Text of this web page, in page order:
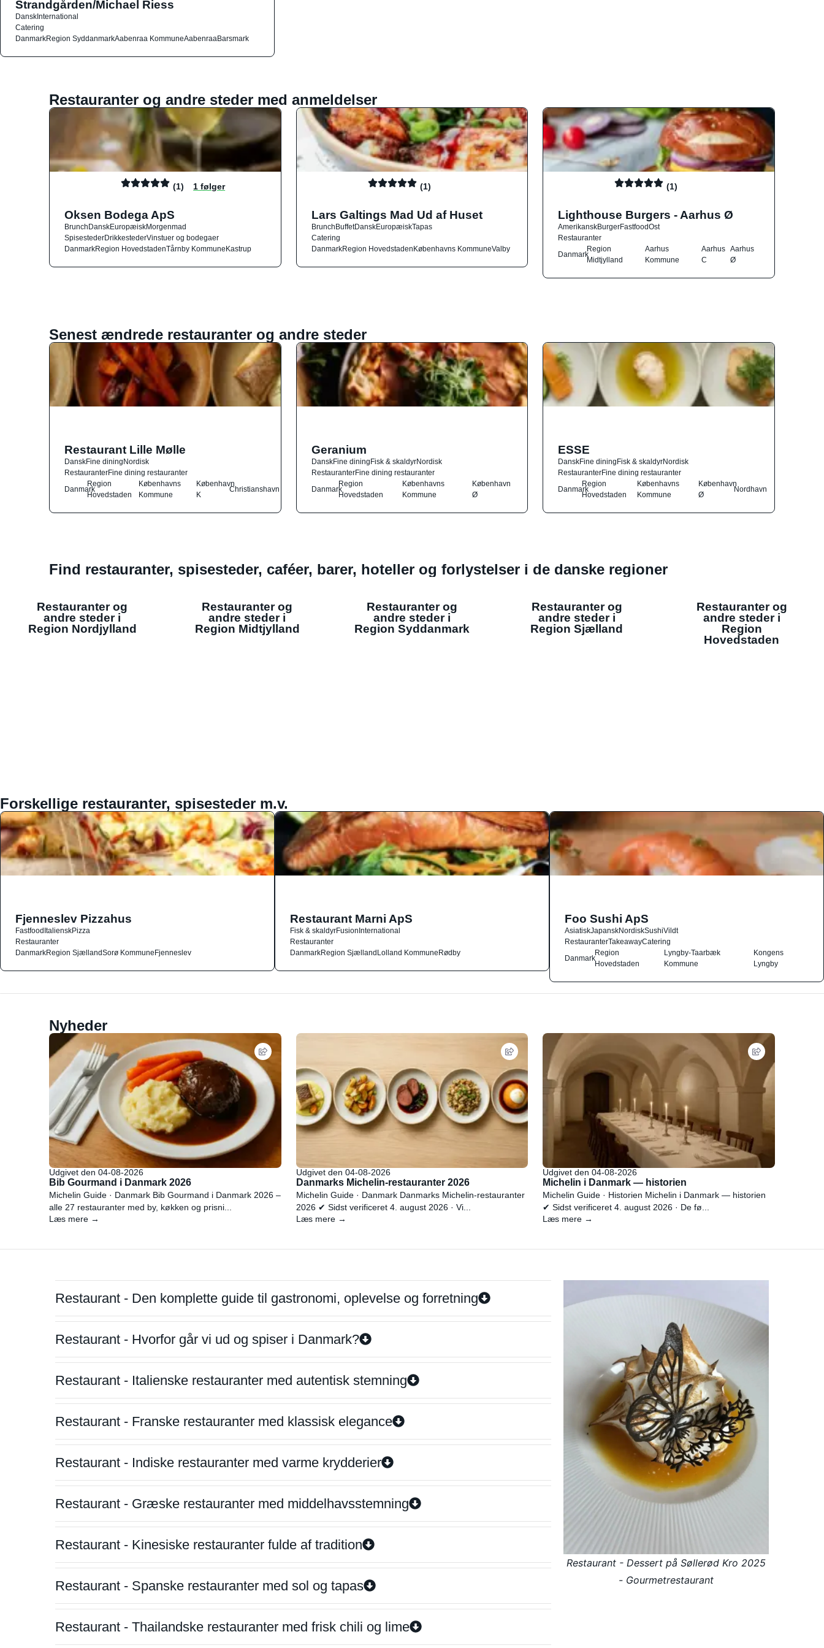
Strandgården/Michael Riess
DanskInternational
Catering
DanmarkRegion SyddanmarkAabenraa KommuneAabenraaBarsmark
Restauranter og andre steder med anmeldelser
(1) 1 følger
Oksen Bodega ApS
BrunchDanskEuropæiskMorgenmad
SpisestederDrikkestederVinstuer og bodegaer
DanmarkRegion HovedstadenTårnby KommuneKastrup
(1)
Lars Galtings Mad Ud af Huset
BrunchBuffetDanskEuropæiskTapas
Catering
DanmarkRegion HovedstadenKøbenhavns KommuneValby
(1)
Lighthouse Burgers - Aarhus Ø
AmerikanskBurgerFastfoodOst
Restauranter
Danmark
Region
Midtjylland
Aarhus
Kommune
Aarhus
C
Aarhus
Ø
Senest ændrede restauranter og andre steder
Restaurant Lille Mølle
DanskFine diningNordisk
RestauranterFine dining restauranter
Danmark
Region
Hovedstaden
Københavns
Kommune
København
K
Christianshavn
Geranium
DanskFine diningFisk & skaldyrNordisk
RestauranterFine dining restauranter
Danmark
Region
Hovedstaden
Københavns
Kommune
København
Ø
ESSE
DanskFine diningFisk & skaldyrNordisk
RestauranterFine dining restauranter
Danmark
Region
Hovedstaden
Københavns
Kommune
København
Ø
Nordhavn
Find restauranter, spisesteder, caféer, barer, hoteller og forlystelser i de danske regioner
Restauranter og
andre steder i
Region Nordjylland
Restauranter og
andre steder i
Region Midtjylland
Restauranter og
andre steder i
Region Syddanmark
Restauranter og
andre steder i
Region Sjælland
Restauranter og
andre steder i
Region
Hovedstaden
Forskellige restauranter, spisesteder m.v.
Fjenneslev Pizzahus
FastfoodItalienskPizza
Restauranter
DanmarkRegion SjællandSorø KommuneFjenneslev
Restaurant Marni ApS
Fisk & skaldyrFusionInternational
Restauranter
DanmarkRegion SjællandLolland KommuneRødby
Foo Sushi ApS
AsiatiskJapanskNordiskSushiVildt
RestauranterTakeawayCatering
Danmark
Region
Hovedstaden
Lyngby-Taarbæk
Kommune
Kongens
Lyngby
Nyheder
Udgivet den 04-08-2026
Bib Gourmand i Danmark 2026
Michelin Guide · Danmark Bib Gourmand i Danmark 2026 –
alle 27 restauranter med by, køkken og prisni...
Læs mere →
Udgivet den 04-08-2026
Danmarks Michelin-restauranter 2026
Michelin Guide · Danmark Danmarks Michelin-restauranter
2026 ✔ Sidst verificeret 4. august 2026 · Vi...
Læs mere →
Udgivet den 04-08-2026
Michelin i Danmark — historien
Michelin Guide · Historien Michelin i Danmark — historien
✔ Sidst verificeret 4. august 2026 · De fø...
Læs mere →
Restaurant - Den komplette guide til gastronomi, oplevelse og forretning
Restaurant - Hvorfor går vi ud og spiser i Danmark?
Restaurant - Italienske restauranter med autentisk stemning
Restaurant - Franske restauranter med klassisk elegance
Restaurant - Indiske restauranter med varme krydderier
Restaurant - Græske restauranter med middelhavsstemning
Restaurant - Kinesiske restauranter fulde af tradition
Restaurant - Spanske restauranter med sol og tapas
Restaurant - Thailandske restauranter med frisk chili og lime
Restaurant - Dessert på Søllerød Kro 2025
- Gourmetrestaurant